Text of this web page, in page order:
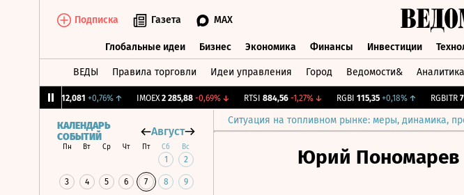
Подписка Газета MAX
Глобальные идеи Бизнес Экономика Финансы Инвестиции
ВЕДЫ Правила торговли Идеи управления Город Ведомости& Аналитика
12,081 +0,76%↑ IMOEX 2 285,88 -0,69%↓ RTSI 884,56 -1,27%↓ RGBI 115,35 +0,18% ↑ RGBITR
Ситуация на топливном рынке: меры, динамика,
КАЛЕНДАРЬ
СОБЫТИЙ
Август
Пн Вт Ср Чт Пт Сб Вс
1 2
3 4 5 6 7 8 9
Юрий Пономарев